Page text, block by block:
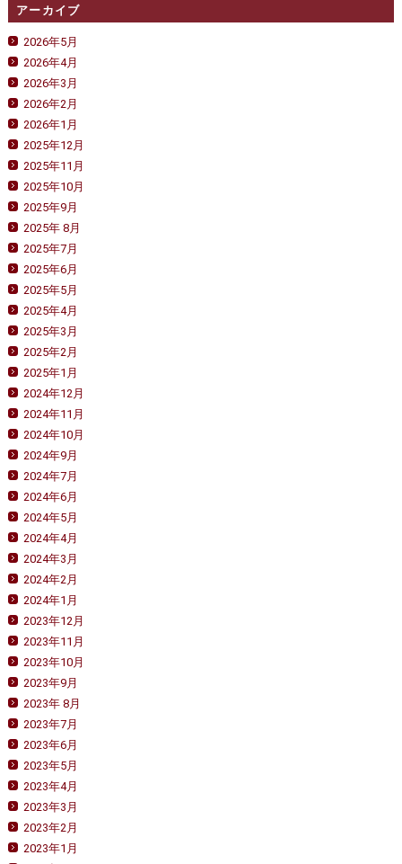
トピックス一覧
アーカイブ
2026年5月
2026年4月
2026年3月
2026年2月
2026年1月
2025年12月
2025年11月
2025年10月
2025年9月
2025年 8月
2025年7月
2025年6月
2025年5月
2025年4月
2025年3月
2025年2月
2025年1月
2024年12月
2024年11月
2024年10月
2024年9月
2024年7月
2024年6月
2024年5月
2024年4月
2024年3月
2024年2月
2024年1月
2023年12月
2023年11月
2023年10月
2023年9月
2023年 8月
2023年7月
2023年6月
2023年5月
2023年4月
2023年3月
2023年2月
2023年1月